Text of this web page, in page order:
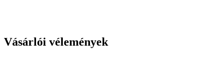
Vásárlói vélemények